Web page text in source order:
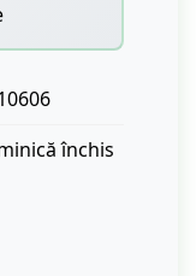
închis